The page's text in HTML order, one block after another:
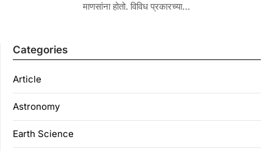
माणसांना होतो. विविध प्रकारच्या…
Categories
Article
Astronomy
Earth Science